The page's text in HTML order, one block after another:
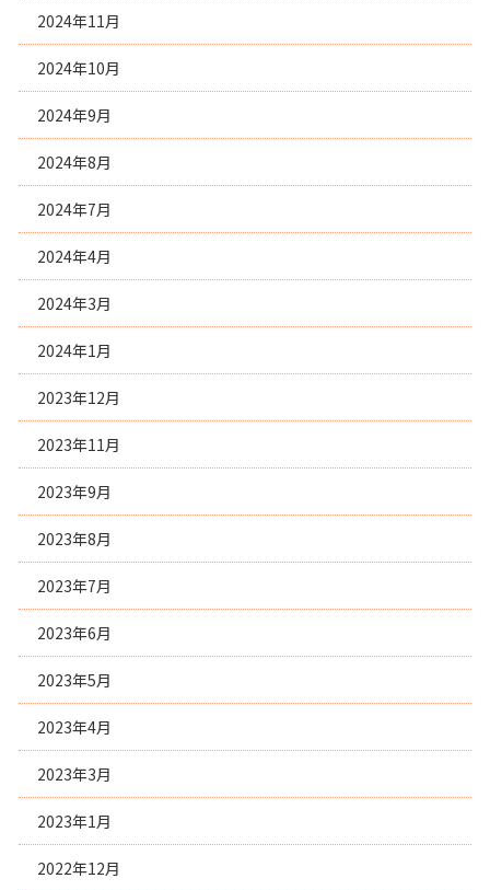
2024年11月
2024年10月
2024年9月
2024年8月
2024年7月
2024年4月
2024年3月
2024年1月
2023年12月
2023年11月
2023年9月
2023年8月
2023年7月
2023年6月
2023年5月
2023年4月
2023年3月
2023年1月
2022年12月